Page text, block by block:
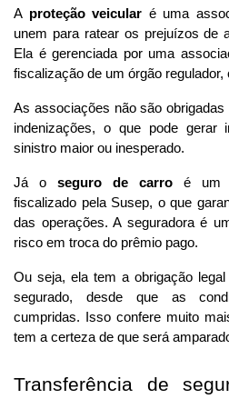
A proteção veicular é uma
unem para ratear os prejuízos de
Ela é gerenciada por uma
fiscalização de um órgão regulador,
As associações não são
indenizações, o que pode gerar
sinistro maior ou inesperado.
Já o seguro de carro é um
fiscalizado pela Susep, o que
das operações. A seguradora é
risco em troca do prêmio pago.
Ou seja, ela tem a obrigação
segurado, desde que as
cumpridas. Isso confere muito
tem a certeza de que será
Transferência de